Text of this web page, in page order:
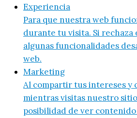
Experiencia
Para que nuestra web
durante tu visita. Si rechaza
algunas funcionalidades
web.
Marketing
Al compartir tus intereses y
mientras visitas nuestro
posibilidad de ver